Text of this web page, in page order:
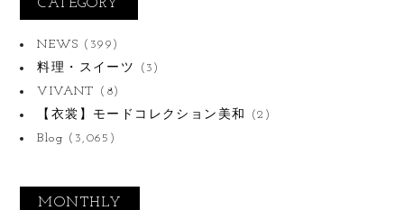
CATEGORY
NEWS (399)
料理・スイーツ
(3)
VIVANT (8)
【衣裳】モードコレクション美和
(2)
Blog (3,065)
MONTHLY